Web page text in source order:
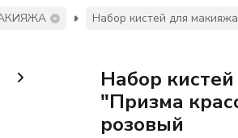
Набор кистей для макияжа
Набор
"Призма
розовый